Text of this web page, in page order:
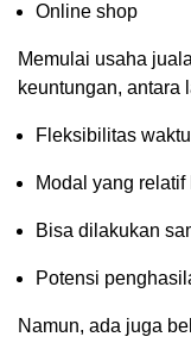
Online shop
Memulai usaha
keuntungan, antara
Fleksibilitas waktu
Modal yang relatif
Bisa dilakukan
Potensi
Namun, ada juga